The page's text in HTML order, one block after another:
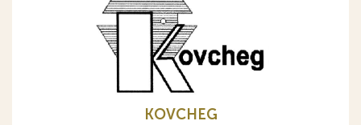
KOVCHEG